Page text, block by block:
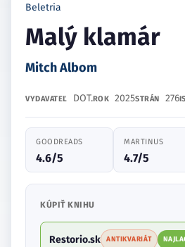
Beletria
Malý klamár
Mitch Albom
VYDAVATEĽ DOT.ROK 2025STRÁN 276
GOODREADS
4.6/5
MARTINUS
4.7/5
KÚPIŤ KNIHU
Restorio.sk ANTIKVARIÁT